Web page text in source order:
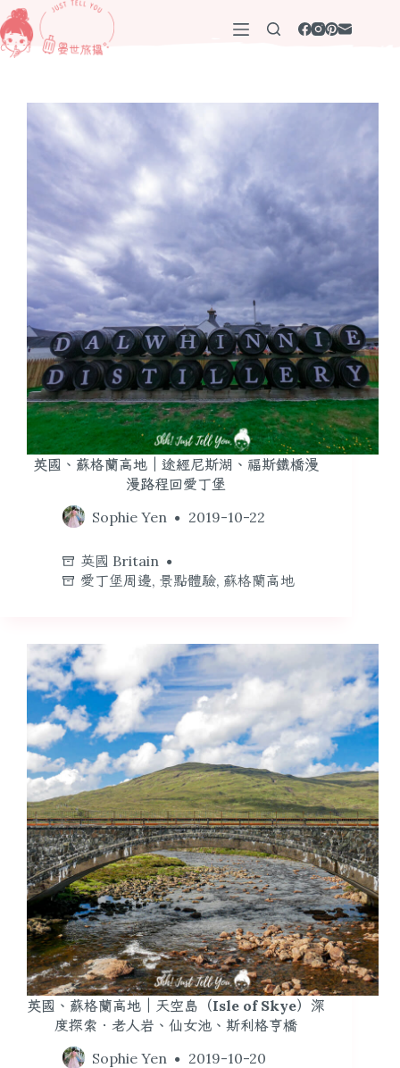
跳
至
主
英國、蘇格蘭高地｜途經尼斯湖、福斯鐵橋漫
漫路程回愛丁堡
Sophie Yen
2019-10-22
英國 Britain
愛丁堡周邊, 景點體驗, 蘇格蘭高地
英國、蘇格蘭高地｜天空島（Isle of Skye）深
度探索．老人岩、仙女池、斯利格亨橋
Sophie Yen
2019-10-20